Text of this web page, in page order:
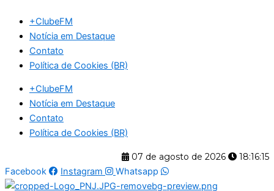
para
conteúdo
+ClubeFM
Notícia em Destaque
Contato
Política de Cookies (BR)
+ClubeFM
Notícia em Destaque
Contato
Política de Cookies (BR)
07 de agosto de 2026
18:16:16
Facebook
Instagram Whatsapp